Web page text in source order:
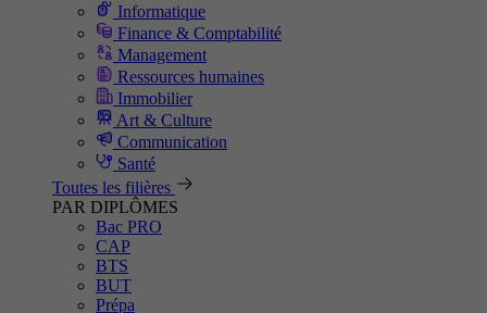
Informatique
Finance & Comptabilité
Management
Ressources humaines
Immobilier
Art & Culture
Communication
Santé
Toutes les filières
PAR DIPLÔMES
Bac PRO
CAP
BTS
BUT
Prépa